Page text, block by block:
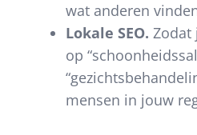
wat anderen
Lokale SEO. Zodat
op
mensen in jouw